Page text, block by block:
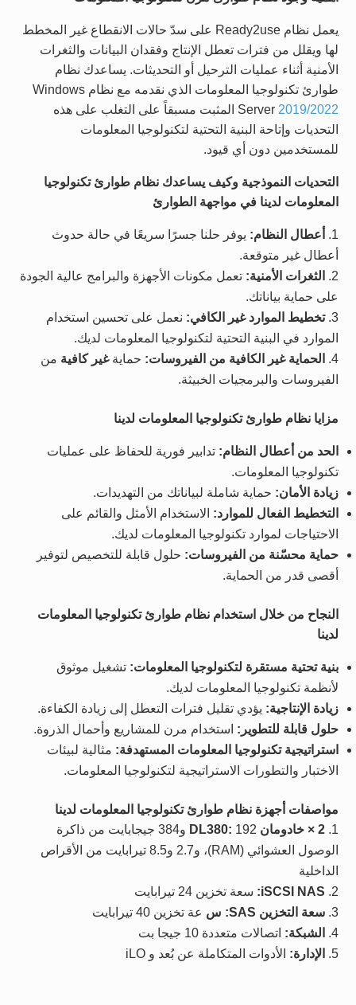
يعمل نظام Ready2use على سدّ حالات الانقطاع غير المخطط
لها ويقلل من فترات تعطل الإنتاج وفقدان البيانات والثغرات
الأمنية أثناء عمليات الترحيل أو التحديثات. يساعدك نظام
طوارئ تكنولوجيا المعلومات الذي نقدمه مع نظام Windows
Server 2019/2022
المثبت مسبقاً على التغلب على هذه
التحديات وإتاحة البنية التحتية لتكنولوجيا المعلومات
للمستخدمين دون أي قيود.
التحديات النموذجية وكيف يساعدك نظام طوارئ تكنولوجيا
المعلومات لدينا في مواجهة الطوارئ
أعطال النظام: يوفر حلنا جسرًا سريعًا في حالة حدوث
أعطال غير متوقعة.
الثغرات الأمنية: تعمل مكونات الأجهزة والبرامج عالية الجودة
على حماية بياناتك.
تخطيط الموارد غير الكافي: نعمل على تحسين استخدام
الموارد في البنية التحتية لتكنولوجيا المعلومات لديك.
الحماية غير الكافية من الفيروسات: حمايةغير كافية من
الفيروسات والبرمجيات الخبيثة.
مزايا نظام طوارئ تكنولوجيا المعلومات لدينا
الحد من أعطال النظام: تدابير فورية للحفاظ على عمليات
تكنولوجيا المعلومات.
زيادة الأمان: حماية شاملة لبياناتك من التهديدات.
التخطيط الفعال للموارد: الاستخدام الأمثل والقائم على
الاحتياجات لموارد تكنولوجيا المعلومات لديك.
حماية محسّنة من الفيروسات: حلول قابلة للتخصيص لتوفير
أقصى قدر من الحماية.
النجاح من خلال استخدام نظام طوارئ تكنولوجيا المعلومات
لدينا
بنية تحتية مستقرة لتكنولوجيا المعلومات: تشغيل موثوق
لأنظمة تكنولوجيا المعلومات لديك.
زيادة الإنتاجية: يؤدي تقليل فترات التعطل إلى زيادة الكفاءة.
حلول قابلة للتطوير: استخدام مرن للمشاريع وأحمال الذروة.
استراتيجية تكنولوجيا المعلومات المستهدفة: مثالية لبيئات
الاختبار والتطورات الاستراتيجية لتكنولوجيا المعلومات.
مواصفات أجهزة نظام طوارئ تكنولوجيا المعلومات لدينا
2 × خادومان DL380:
192 و384 جيجابايت من ذاكرة
الوصول العشوائي (RAM)، و2.7 و8.5 تيرابايت من الأقراص
الداخلية
iSCSI NAS:
سعة تخزين 24 تيرابايت
سعة التخزين SAS: س
عة تخزين 40 تيرابايت
الشبكة: اتصالات متعددة 10 جيجا بت
الإدارة: الأدوات المتكاملة عن بُعد و iLO